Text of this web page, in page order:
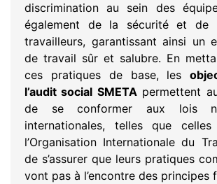
discrimination au sein des
également de la sécurité et de
travailleurs, garantissant ainsi un
de travail sûr et salubre. En
ces pratiques de base, les
l’audit social SMETApermettent
de se conformer aux lois
internationales, telles que
l’Organisation Internationale du
de s’assurer que leurs pratiques
vont pas à l’encontre des principes